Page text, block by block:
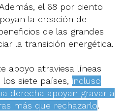
el 68 por ciento
la creación de
de las grandes
la transición energética.
apoyo atraviesa líneas
los siete países, incluso
derecha apoyan gravar a
más que rechazarlo.